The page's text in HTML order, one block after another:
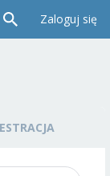
Zaloguj się